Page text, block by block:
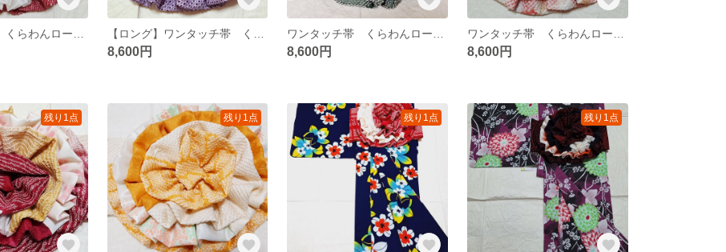
8,600円 8,600円 8,600円
残り1点 残り1点 残り1点 残り1点